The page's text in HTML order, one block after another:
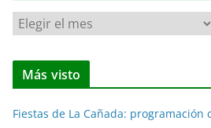
N
t
i
Más visto
Fiestas de La Cañada: programación